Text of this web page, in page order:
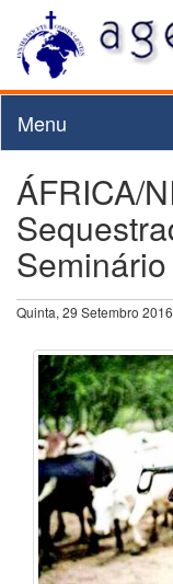
Menu
ÁFRICA/
Quinta, 29 Setembro 2016